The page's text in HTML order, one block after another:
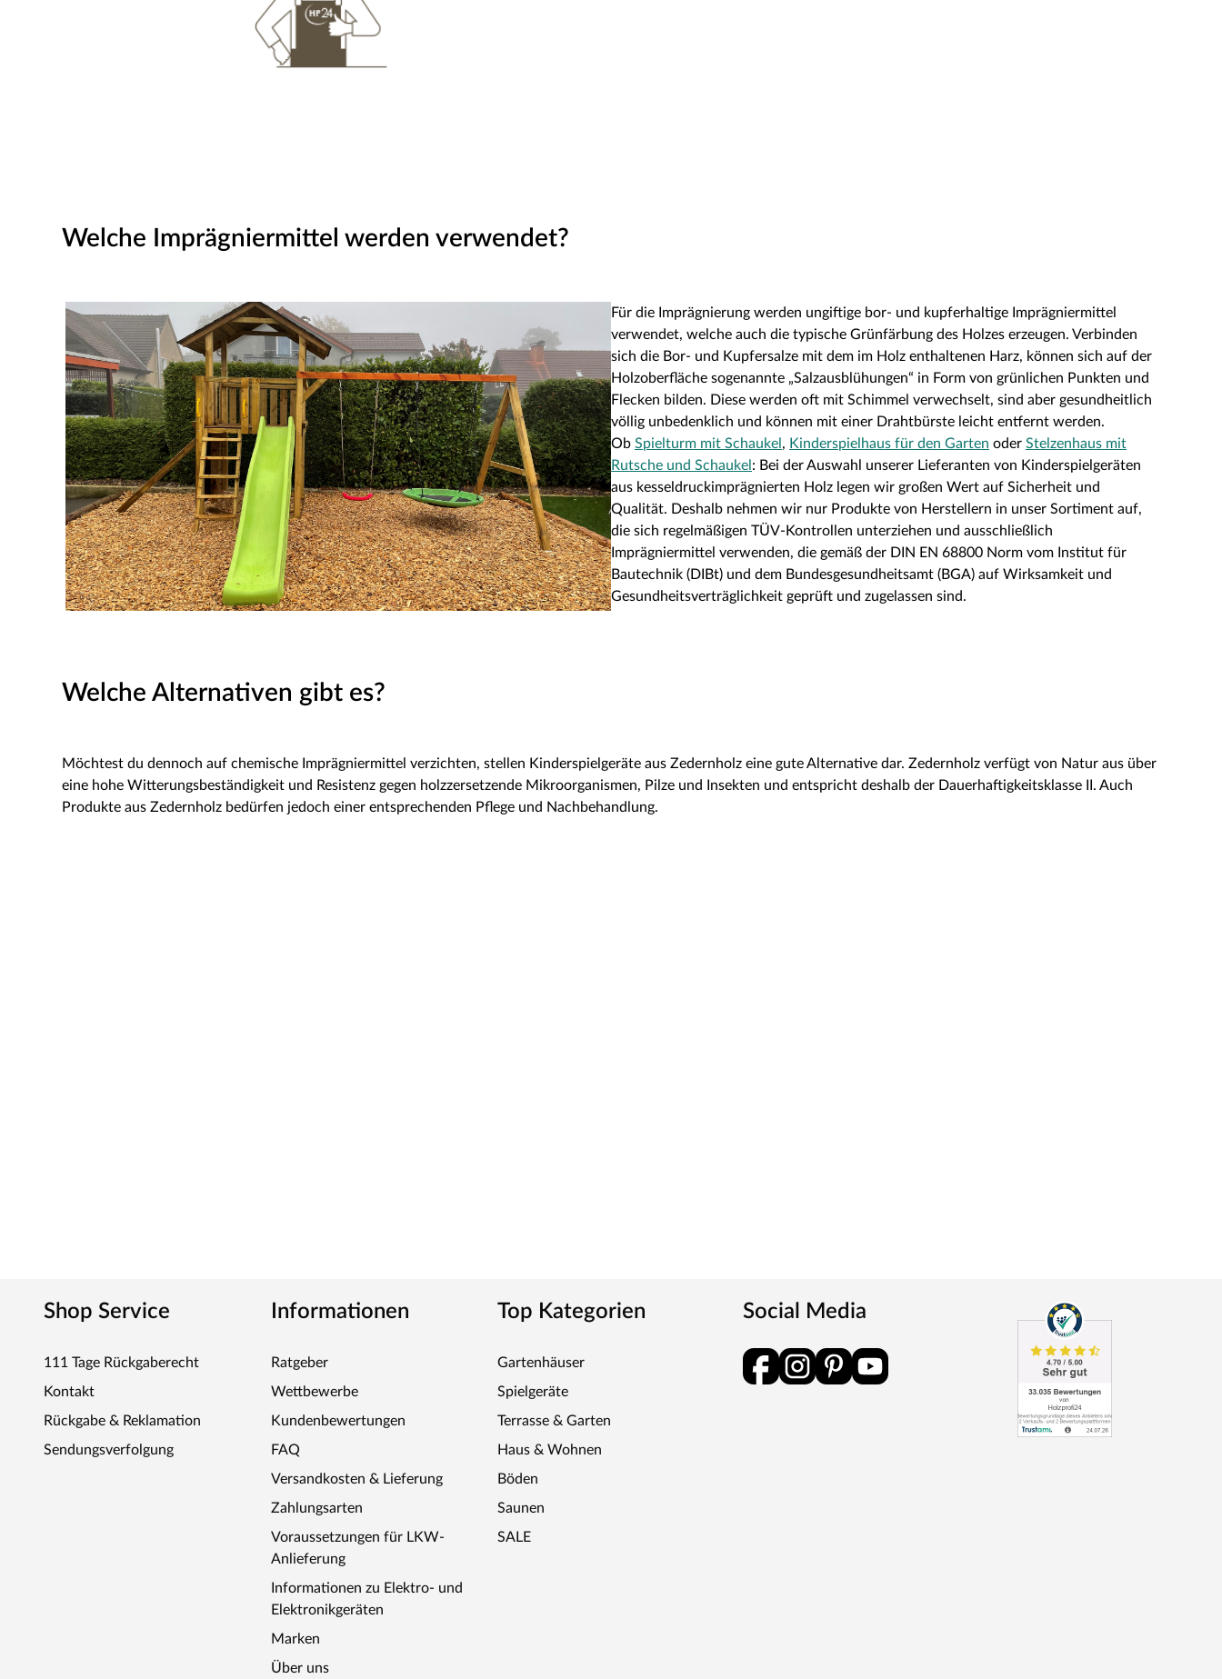
Welche Imprägniermittel werden verwendet?
Für die Imprägnierung werden ungiftige bor- und kupferhaltige Imprägniermittel
verwendet, welche auch die typische Grünfärbung des Holzes erzeugen. Verbinden
sich die Bor- und Kupfersalze mit dem im Holz enthaltenen Harz, können sich auf der
Holzoberfläche sogenannte „Salzausblühungen“ in Form von grünlichen Punkten und
Flecken bilden. Diese werden oft mit Schimmel verwechselt, sind aber gesundheitlich
völlig unbedenklich und können mit einer Drahtbürste leicht entfernt werden.
Ob Spielturm mit Schaukel , Kinderspielhaus für den Garten oder Stelzenhaus mit
Rutsche und Schaukel : Bei der Auswahl unserer Lieferanten von Kinderspielgeräten
aus kesseldruckimprägnierten Holz legen wir großen Wert auf Sicherheit und
Qualität. Deshalb nehmen wir nur Produkte von Herstellern in unser Sortiment auf,
die sich regelmäßigen TÜV-Kontrollen unterziehen und ausschließlich
Imprägniermittel verwenden, die gemäß der DIN EN 68800 Norm vom Institut für
Bautechnik (DIBt) und dem Bundesgesundheitsamt (BGA) auf Wirksamkeit und
Gesundheitsverträglichkeit geprüft und zugelassen sind.
Welche Alternativen gibt es?
Möchtest du dennoch auf chemische Imprägniermittel verzichten, stellen Kinderspielgeräte aus Zedernholz eine gute Alternative dar. Zedernholz verfügt von Natur aus über
eine hohe Witterungsbeständigkeit und Resistenz gegen holzzersetzende Mikroorganismen, Pilze und Insekten und entspricht deshalb der Dauerhaftigkeitsklasse II. Auch
Produkte aus Zedernholz bedürfen jedoch einer entsprechenden Pflege und Nachbehandlung.
Shop Service
111 Tage Rückgaberecht
Kontakt
Rückgabe & Reklamation
Sendungsverfolgung
Informationen
Ratgeber
Wettbewerbe
Kundenbewertungen
FAQ
Versandkosten & Lieferung
Zahlungsarten
Voraussetzungen für LKW-
Anlieferung
Informationen zu Elektro- und
Elektronikgeräten
Marken
Über uns
Top Kategorien
Gartenhäuser
Spielgeräte
Terrasse & Garten
Haus & Wohnen
Böden
Saunen
SALE
Social Media